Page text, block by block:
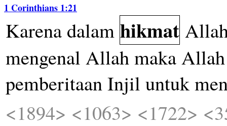
1 Corinthians 1:21
Karena dalam hikmat
mengenal AllahmakaAllah
pemberitaanInjil untuk
<1894> <1063> <1722>